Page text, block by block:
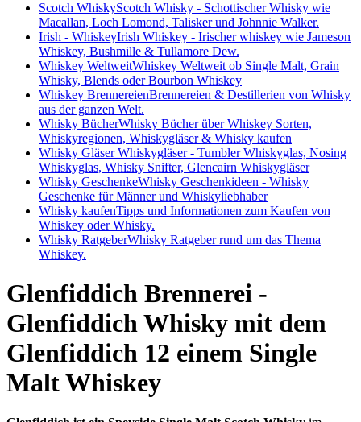
Scotch WhiskyScotch Whisky - Schottischer Whisky wie
Macallan, Loch Lomond, Talisker und Johnnie Walker.
Irish - WhiskeyIrish Whiskey - Irischer whiskey wie Jameson
Whiskey, Bushmille & Tullamore Dew.
Whiskey WeltweitWhiskey Weltweit ob Single Malt, Grain
Whisky, Blends oder Bourbon Whiskey
Whiskey BrennereienBrennereien & Destillerien von Whisky
aus der ganzen Welt.
Whisky BücherWhisky Bücher über Whiskey Sorten,
Whiskyregionen, Whiskygläser & Whisky kaufen
Whisky GläserWhiskygläser - Tumbler Whiskyglas, Nosing
Whiskyglas, Whisky Snifter, Glencairn Whiskygläser
Whisky GeschenkeWhisky Geschenkideen - Whisky
Geschenke für Männer und Whiskyliebhaber
Whisky kaufenTipps und Informationen zum Kaufen von
Whiskey oder Whisky.
Whisky RatgeberWhisky Ratgeber rund um das Thema
Whiskey.
Glenfiddich Brennerei -
Glenfiddich Whisky mit dem
Glenfiddich 12 einem Single
Malt Whiskey